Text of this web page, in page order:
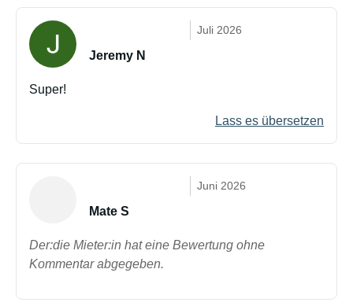
Juli 2026
Jeremy N
Super!
Lass es übersetzen
Juni 2026
Mate S
Der:die Mieter:in hat eine Bewertung ohne
Kommentar abgegeben.